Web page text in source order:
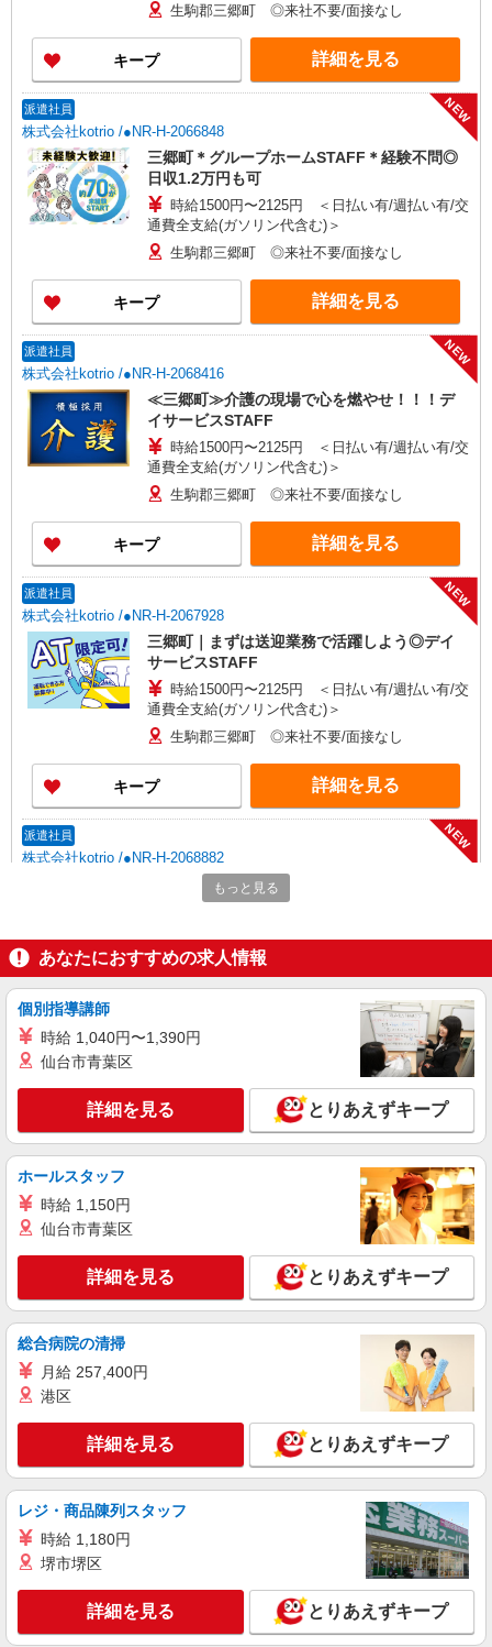
生駒郡三郷町 ◎来社不要/面接なし
キープ 詳細を見る
派遣社員
株式会社kotrio /●NR-H-2066848
NEW
三郷町＊グループホームSTAFF＊経験不問◎
日収1.2万円も可
時給1500円〜2125円 ＜日払い有/週払い有/交
通費全支給(ガソリン代含む)＞
生駒郡三郷町 ◎来社不要/面接なし
キープ 詳細を見る
派遣社員
株式会社kotrio /●NR-H-2068416
NEW
≪三郷町≫介護の現場で心を燃やせ！！！デ
イサービスSTAFF
時給1500円〜2125円 ＜日払い有/週払い有/交
通費全支給(ガソリン代含む)＞
生駒郡三郷町 ◎来社不要/面接なし
キープ 詳細を見る
派遣社員
株式会社kotrio /●NR-H-2067928
NEW
三郷町｜まずは送迎業務で活躍しよう◎デイ
サービスSTAFF
時給1500円〜2125円 ＜日払い有/週払い有/交
通費全支給(ガソリン代含む)＞
生駒郡三郷町 ◎来社不要/面接なし
キープ 詳細を見る
派遣社員
株式会社kotrio /●NR-H-2068882
NEW
三郷町の小さいデイサービス★残業なし♪日
勤のみ◎夜はおうち時間
通費全支給(ガソリン代含む)＞
生駒郡三郷町 ◎来社不要/面接なし
キープ 詳細を見る
株式会社kotrio /●NR-H-2068604
NEW
三郷町のデイサービス♪日勤のみ！残業ゼロ
で趣味も満喫
時給1500円〜2125円 ＜日払い有/週払い有/交
生駒郡三郷町 ◎来社不要/面接なし
キープ 詳細を見る
株式会社ブレイブ（マイナビグループ）/MD29
介護スタッフ ◆デイサービス、サービス付き
高齢者向け住宅、グループホームなど様々な勤
未経験：時給1500〜1700円（資格・経験によ
る） 経験者：時給1700〜1900円（資格・経験によ
る） ◎月収例 時給1900円×1日8時間×22日（週5
日）＝33万4400円 ◆昇給あり ◆支払い方法 ※日
払い/週払い/月払い対応も可能です。詳しくは面談
時にご相談ください。 ◆交通費：別途全額支給 ※
奈良県三郷町 【最寄駅】 ◆JR関西本線「三郷
駅」 ◆近鉄生駒線「信貴山下駅」 ◆近鉄生駒線
「勢野北口駅」 ★その他、近隣に多数勤務地あり
ます！
キープ 詳細を見る
もっと見る
あなたにおすすめの求人情報
個別指導講師
時給 1,040円〜1,390円
仙台市青葉区
詳細を見る とりあえずキープ
ホールスタッフ
時給 1,150円
仙台市青葉区
詳細を見る とりあえずキープ
総合病院の清掃
月給 257,400円
港区
詳細を見る とりあえずキープ
レジ・商品陳列スタッフ
時給 1,180円
堺市堺区
詳細を見る とりあえずキープ